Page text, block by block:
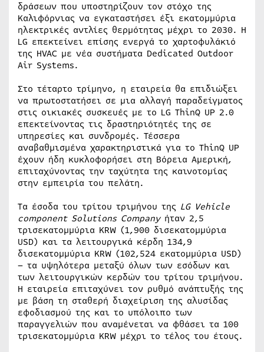
δράσεων που υποστηρίζουν τον στόχο της
Καλιφόρνιας να εγκαταστήσει έξι εκατομμύρια
ηλεκτρικές αντλίες θερμότητας μέχρι το 2030. Η
LG επεκτείνει επίσης ενεργά το χαρτοφυλάκιό
της HVAC με νέα συστήματα Dedicated Outdoor
Air Systems.
Στο τέταρτο τρίμηνο, η εταιρεία θα επιδιώξει
να πρωτοστατήσει σε μια αλλαγή παραδείγματος
στις οικιακές συσκευές με το LG ThinQ UP 2.0
επεκτείνοντας τις δραστηριότητές της σε
υπηρεσίες και συνδρομές. Τέσσερα
αναβαθμισμένα χαρακτηριστικά για το ThinQ UP
έχουν ήδη κυκλοφορήσει στη Βόρεια Αμερική,
επιταχύνοντας την ταχύτητα της καινοτομίας
στην εμπειρία του πελάτη.
Τα έσοδα του τρίτου τριμήνου της LG Vehicle
component Solutions Companyήταν 2,5
τρισεκατομμύρια KRW (1,900 δισεκατομμύρια
USD) και τα λειτουργικά κέρδη 134,9
δισεκατομμύρια KRW (102,524 εκατομμύρια USD)
– τα υψηλότερα μεταξύ όλων των εσόδων και
των λειτουργικών κερδών του τρίτου τριμήνου.
Η εταιρεία επιταχύνει τον ρυθμό ανάπτυξής της
με βάση τη σταθερή διαχείριση της αλυσίδας
εφοδιασμού της και το υπόλοιπο των
παραγγελιών που αναμένεται να φθάσει τα 100
τρισεκατομμύρια KRW μέχρι το τέλος του έτους.